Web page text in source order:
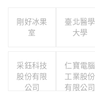
剛好冰果
室
臺北醫學
大學
采鈺科技
股份有限
公司
仁寶電腦
工業股份
有限公司